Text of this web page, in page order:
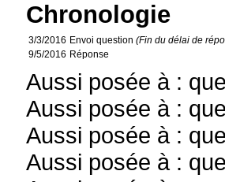
Chronologie
3/3/2016 Envoi question(Fin du délai de
9/5/2016 Réponse
Aussi posée à :
Aussi posée à :
Aussi posée à :
Aussi posée à :